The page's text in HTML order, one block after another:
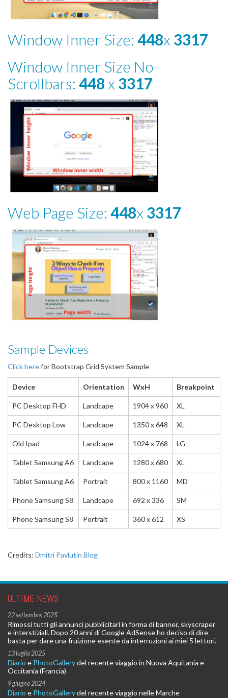
Window Inner Size: 448x 3317
Window Inner Size No
Scrollbars: 448 x 3317
Web Page Size: 448x 3317
Sample Devices
Click herefor Bootstrap Grid System Sample
Device Orientation WxH Breakpoint
PC Desktop FHD Landcape 1904 x 960 XL
PC Desktop Low Landcape 1350 x 648 XL
Old Ipad Landcape 1024 x 768 LG
Tablet Samsung A6 Landcape 1280 x 680 XL
Tablet Samsung A6 Portrait 800 x 1160 MD
Phone Samsung S8 Landcape 692 x 336 SM
Phone Samsung S8 Portrait 360 x 612 XS
Credits: Dmitri Pavlutin Blog
ULTIME NEWS
22 settembre 2025
Rimossi tutti gli annunci pubblicitari in forma di banner, skyscraper
e interstiziali. Dopo 20 anni di Google AdSense ho deciso di dire
basta per dare una fruizione esente da interruzioni ai miei 5 lettori.
13 luglio 2025
Diario e PhotoGallerydel recente viaggio in Nuova Aquitania e
Occitania (Francia)
9 giugno 2024
Diario e PhotoGallerydel recente viaggio nelle Marche